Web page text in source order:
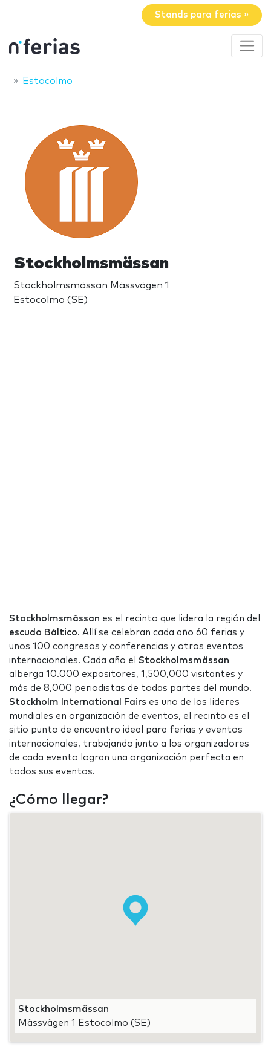
Stands para ferias »
Estocolmo
Stockholmsmässan
Stockholmsmässan Mässvägen 1
Estocolmo (SE)
Stockholmsmässan es el recinto que lidera la región del
escudo Báltico. Allí se celebran cada año 60 ferias y
unos 100 congresos y conferencias y otros eventos
internacionales. Cada año el Stockholmsmässan
alberga 10.000 expositores, 1,500,000 visitantes y
más de 8,000 periodistas de todas partes del mundo.
Stockholm International Fairs es uno de los líderes
mundiales en organización de eventos, el recinto es el
sitio punto de encuentro ideal para ferias y eventos
internacionales, trabajando junto a los organizadores
de cada evento logran una organización perfecta en
todos sus eventos.
¿Cómo llegar?
Stockholmsmässan
Mässvägen 1 Estocolmo (SE)